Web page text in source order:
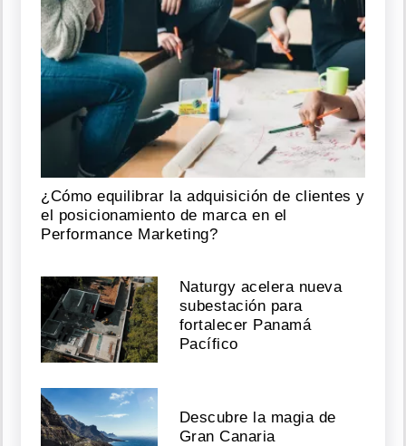
¿Cómo equilibrar la adquisición de clientes y
el posicionamiento de marca en el
Performance Marketing?
Naturgy acelera nueva
subestación para
fortalecer Panamá
Pacífico
Descubre la magia de
Gran Canaria